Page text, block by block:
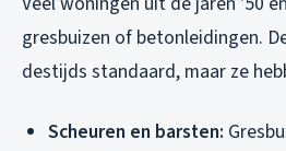
gresbuizen of betonleidingen.
destijds standaard, maar ze
Scheuren en barsten: